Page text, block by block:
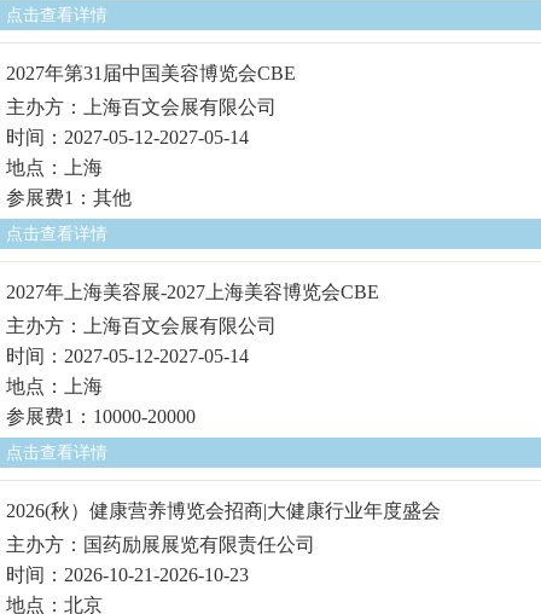
点击查看详情
2027年第31届中国美容博览会CBE
主办方：上海百文会展有限公司
时间：2027-05-12-2027-05-14
地点：上海
参展费1：其他
点击查看详情
2027年上海美容展-2027上海美容博览会CBE
主办方：上海百文会展有限公司
时间：2027-05-12-2027-05-14
地点：上海
参展费1：10000-20000
点击查看详情
2026(秋）健康营养博览会招商|大健康行业年度盛会
主办方：国药励展展览有限责任公司
时间：2026-10-21-2026-10-23
地点：北京